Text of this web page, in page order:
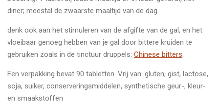
diner; meestal de zwaarste maaltijd van de dag.
denk ook aan het stimuleren van de afgifte van de gal, en het
vloeibaar genoeg hebben van je gal door bittere kruiden te
gebruiken zoals in de tinctuur druppels: Chinese bitters.
Een verpakking bevat 90 tabletten. Vrij van: gluten, gist, lactose,
soja, suiker, conserveringsmiddelen, synthetische geur-, kleur-
en smaakstoffen